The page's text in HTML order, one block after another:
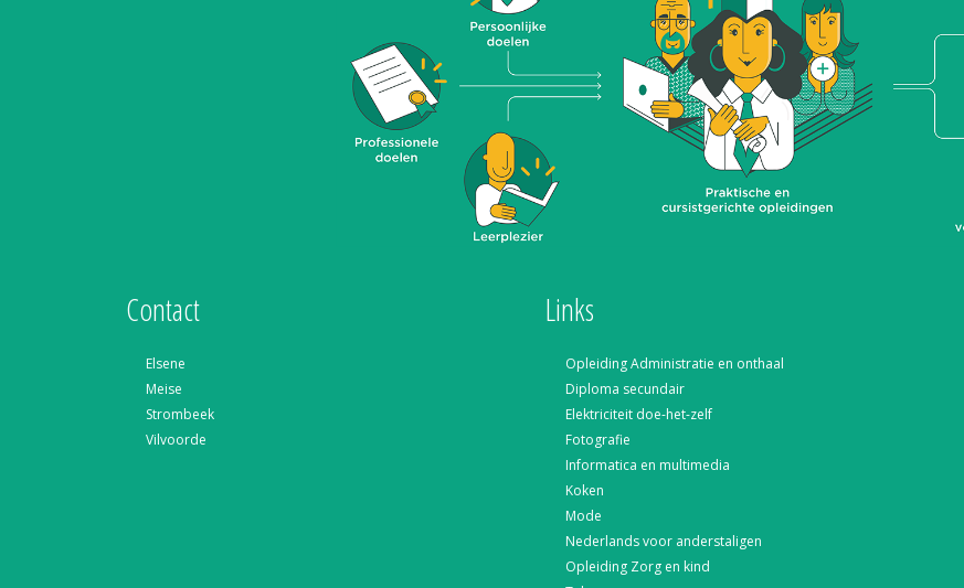
Contact
Elsene
Meise
Strombeek
Vilvoorde
Links
Opleiding Administratie en onthaal
Diploma secundair
Elektriciteit doe-het-zelf
Fotografie
Informatica en multimedia
Koken
Mode
Nederlands voor anderstaligen
Opleiding Zorg en kind